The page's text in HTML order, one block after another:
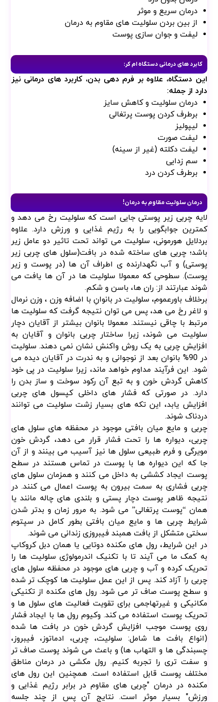
کابرد های درمانی دستگاه ام کر:
این دستگاه، علاوه بر فرم دهی بدن، کاربرد های درمانی نیز
دارد از جمله:
درمان سلولیت و کاهش سایز
برطرف کردن پوست پرتغالی
لیپولیز
لیفت صورت
لیفت دکلته (غیر از سینه)
سم زدایی
برطرف کردن درد
درمان سلولیت مقاوم به درمان!
کمترین جوابگویی را به رژیم غذایی و ورزش دارد. علاوه
بردلایل هورمونی، سلولیت می تواند تحت تاثیر دو عامل زیر
باشد؛ چربی های ساخته شده در بافت(سلول های چربی زیر
پوستی) و آب نگهدارنده ی اطراف آن ها (در پوست و زیر
پوست). سطوحی که معمولا سلولیت ها در آن ها یافت می
شوند عبارتند از: ران ها، باسن و شکم.
برخلاف باورعموم، سلولیت در بانوانِ با اضافه وزن ، وزن نرمال
و لاغر رخ می هد، پس می توان نتیجه گرفت که سلولیت ها
مرتبط با چاقی نیستند. معمولا بانوان بیشتر از آقایان دچار
سلولیت می شوند، زیرا ساختار چربی بانوان و آقایان به
افزایش چربی به یک روش واکنش نشان نمی دهند. سلولیت
در 90% بانوان بعد از نوجوانی و به ندرت در آقایان دیده می
شود. این فرآیند مداوم خواهد ماند، زیرا سلولیت در پی خود
کاهش گردش خون و به تبع آن رکود سوخت و ساز بدن را
دارد. در صورتی که فشار های داخلی کپسول های چربی
افزایش یابد، این تکه های بسیار زشت سلولیت می توانند
دردناک شوند.
چربی و مایع میان بافتی موجود در محفظه های سلول های
چربی، دیواره ها را تحت فشار قرار می دهد، گردش خون
مویرگی و فرم طبیعی سلول ها نیز آسیب می بینند و از آن
جا که این دیواره ها با پوست در تماس هستند در سطح
پوست ایجاد کششی به داخل می کنند و همزمان سلول های
چربی فشاری به سمت بیرون به پوست اعمال می کنند. در
نتیجه ظاهر پوست دچار پستی و بلندی های چاله مانند یا
همان “پوست پرتغالی” می شود. به مرور زمان و بدتر شدن
شرایط چربی ها و مایع میان بافتی بطور کامل در سپتوم
سختی متشکل از بافت همبند فیبروزی زندانی می شوند.
در این شرایط، رول های مکنده دوتایی یا همان دبل کروکاپ
به کمک ما می آیند تا با تکنیک اندرمولوژی سلولیت ها را
تحریک کرده و آب و چربی های موجود در محفظه سلول های
چربی را آزاد کند. پس از این عمل سلولیت ها کوچک تر شده
و سطح پوست صاف تر می شود. رول های مکنده از تکنیکی
مکانیکی و غیرتهاجمی برای تقویت فعالیت های سلول ها و
تحریک پوست استفاده می کند. وکیوم رول ها با ایجاد فشار
روی پوست موجب افزایش گردش خون در بافت ها شده
(انواع بافت ها شامل: سلولیت، چربی، ادماتوز، فیبروز،
چسبندگی ها و التهاب ها) و باعث می شوند پوست صاف تر
و سفت تری را تجربه کنیم. رول مکشی در درمان مناطق
مختلف پوست قابل استفاده است. همچنین این رول های
مکنده در درمان "چربی های مقاوم در برابر رژیم غذایی و
ورزش" بسیار موثر است. نتایج آن پس از چند جلسه
استفاده ظاهر خواهد شد.
همانطور که می بینید، کاربرد های این دستگاه بسیار بیشتر
از آنچه که فکر می کنیم است. ما در کلینیک می توانیم با